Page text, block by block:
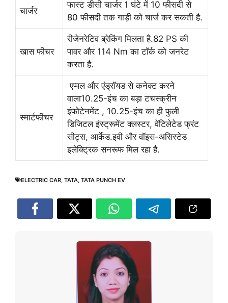
चार्जर
फास्ट डीसी चार्जर 1 घंटे में 10 फीसदी से
80 फीसदी तक गाड़ी को चार्ज कर सकती है.
खास फीचर
रीजेनरेटिव ब्रेकिंग मिलता है.82 PS की
पावर और 114 Nm का टॉर्क को जनरेट
करता है.
स्मार्टफीचर
एप्पल और एंड्रॉयड से कनेक्ट करने
वाला10.25-इंच का बड़ा टचस्क्रीन
इंफोटेनमेंट , 10.25-इंच का ही फुली
डिजिटल इंस्ट्रूमेंट क्लस्टर, वेंटिलेटेड फ्रंट
सीट्स, आर्केड.इवी और वॉइस-असिस्टेड
इलेक्ट्रिक सनरूफ मिल रहा है.
ELECTRIC CAR TATA TATA PUNCH EV